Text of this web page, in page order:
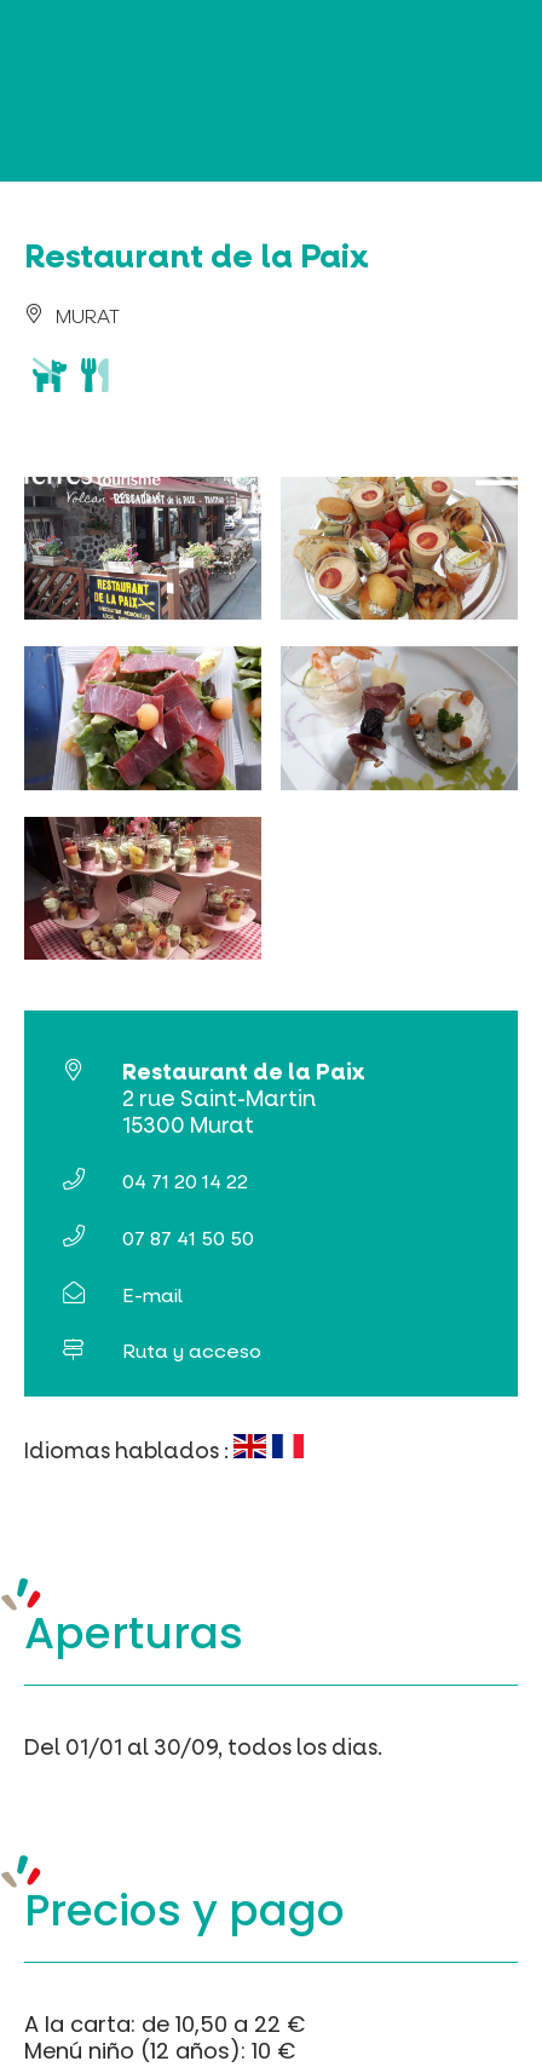
Venta de entradas en línea
Buscar
NO SE LO PIERDA
LA PLENA NATURALEZA
VISITAS Y SABER HACER
AGENDA
Restaurant de la Paix
MURAT
animaux
acceptés
Idiomas hablados :
Aperturas
Del 01/01 al 30/09, todos los dias.
Precios y pago
A la carta: de 10,50 a 22 €
Menú niño (12 años): 10 €
Restaurant de la Paix
2 rue Saint-Martin
15300 Murat
04 71 20 14 22
07 87 41 50 50
E-mail
Ruta y acceso